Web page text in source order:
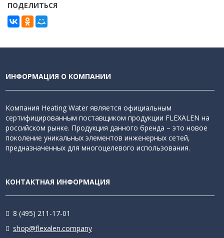
ПОДЕЛИТЬСЯ
ИНФОРМАЦИЯ О КОМПАНИИ
Компания Heating Water является официальным
сертифицированным поставщиком продукции FLEXALEN на
российском рынке. Продукция данного бренда – это новое
поколение уникальных элементов инженерных сетей,
предназначенных для многоцелевого использования.
КОНТАКТНАЯ ИНФОРМАЦИЯ
8 (495) 211-17-01
shop@flexalen.company